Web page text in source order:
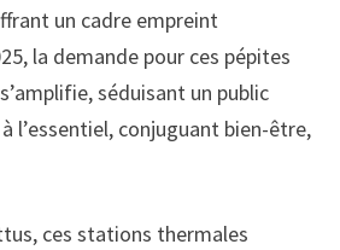
un cadre empreint
la demande pour ces pépites
séduisant un public
l’essentiel, conjuguant bien-être,
ces stations thermales